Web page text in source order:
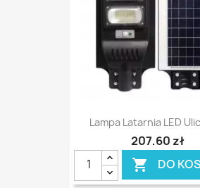
Lampa Latarnia LED
207,60 zł
 DO